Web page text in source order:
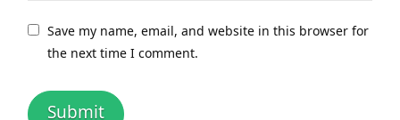
Save my name, email, and website in this browser for
the next time I comment.